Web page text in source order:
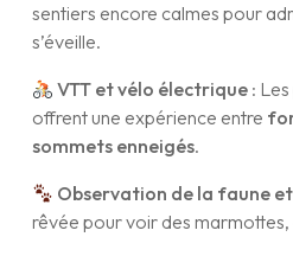
sentiers encore calmes pour
s’éveille.
VTT et vélo électrique :
offrent une expérience entre
sommets enneigés.
Observation de la faune
rêvée pour voir des